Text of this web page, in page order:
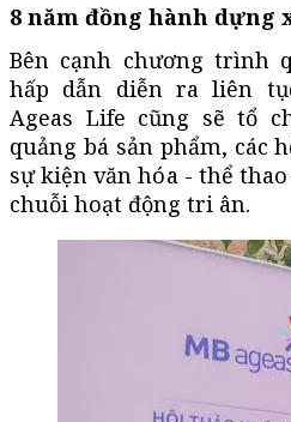
8 năm đồng hành dựng
Bên cạnh chương trình
hấp dẫn diễn ra liên
Ageas Life cũng sẽ tổ
quảng bá sản phẩm, các
sự kiện văn hóa - thể
chuỗi hoạt động tri ân.